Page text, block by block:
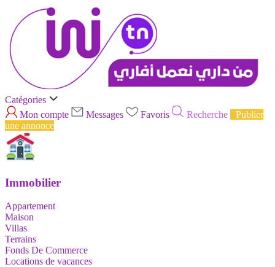
Catégories
Mon compte
Messages Favoris Recherche
Publier
une annonce
Immobilier
Appartement
Maison
Villas
Terrains
Fonds De Commerce
Locations de vacances